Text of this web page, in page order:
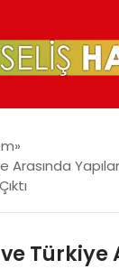
Arasında
Türkiye